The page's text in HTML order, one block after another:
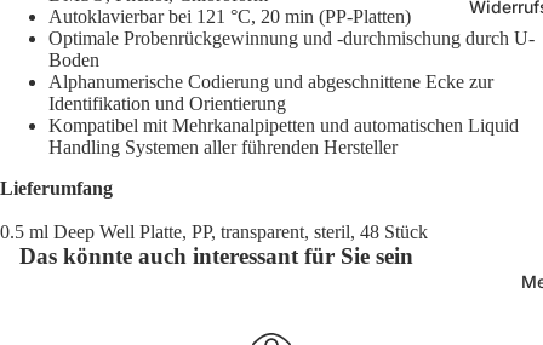
Kryo-
eckig
Kryo-
Modelle
Autoklavierbar bei 121 °C, 20 min (PP-Platten)
Optimale Probenrückgewinnung und -durchmischung durch U-
Boden
Alphanumerische Codierung und abgeschnittene Ecke zur
Identifikation und Orientierung
Kompatibel mit Mehrkanalpipetten und automatischen Liquid
Handling Systemen aller führenden Hersteller
Lieferumfang
0.5 ml Deep Well Platte, PP, transparent, steril, 48 Stück
Das könnte auch interessant für Sie sein